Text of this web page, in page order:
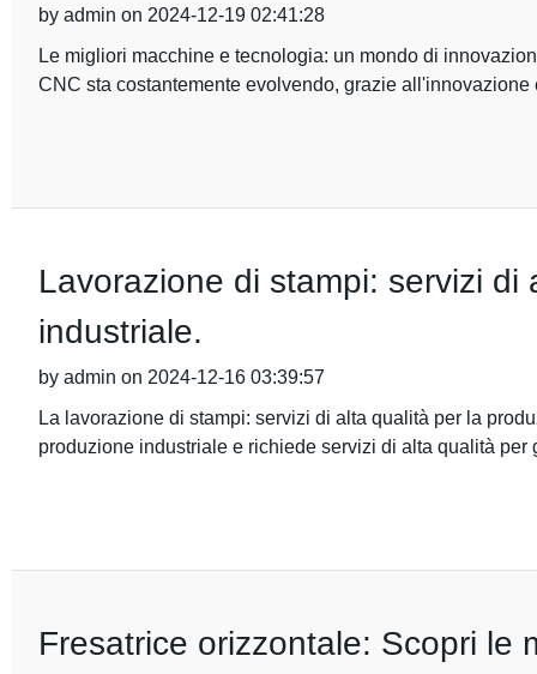
by admin on 2024-12-19 02:41:28
Le migliori macchine e tecnologia: un mondo di
CNC sta costantemente evolvendo, grazie all'innovazione
Lavorazione di stampi: servizi
industriale.
by admin on 2024-12-16 03:39:57
La lavorazione di stampi: servizi di alta qualità per la
produzione industriale e richiede servizi di alta qualità per
Fresatrice orizzontale: Scopri le